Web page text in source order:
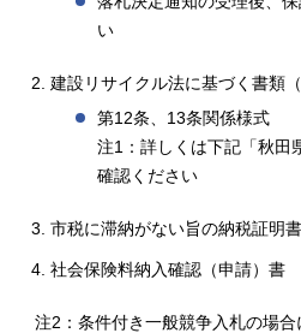
い
建設リサイクル法に基づく書類
第12条、13条関係様式
注1：詳しくは下記「秋
確認ください
市税に滞納がない旨の納税証明
社会保険料納入確認（申請）書
注2：条件付き一般競争入札の場合